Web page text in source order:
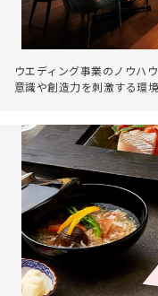
ウエディング事業のノウハ
意識や創造力を刺激する環境